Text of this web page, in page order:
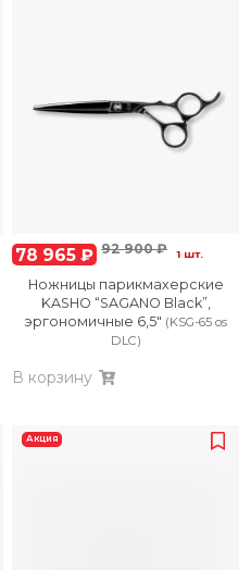
78 965 ₽ 92 900 ₽ 1 шт.
Ножницы парикмахерские
KASHO “SAGANO Black”,
эргономичные 6,5″ (KSG-65 os
DLC)
В корзину
Акция